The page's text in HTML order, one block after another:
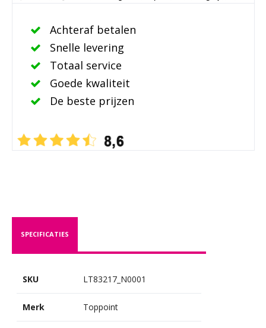
Achteraf betalen
Snelle levering
Totaal service
Goede kwaliteit
De beste prijzen
SPECIFICATIES
SKU LT83217_N0001
Merk Toppoint